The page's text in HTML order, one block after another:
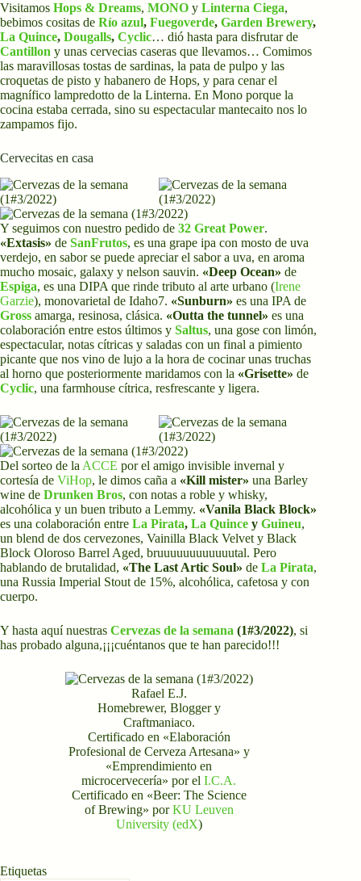
Visitamos Hops & Dreams, MONO y Linterna Ciega,
bebimos cositas de Río azul, Fuegoverde, Garden Brewery,
La Quince, Dougalls, Cyclic… dió hasta para disfrutar de
Cantillon y unas cervecias caseras que llevamos… Comimos
las maravillosas tostas de sardinas, la pata de pulpo y las
croquetas de pisto y habanero de Hops, y para cenar el
magnífico lampredotto de la Linterna. En Mono porque la
cocina estaba cerrada, sino su espectacular mantecaito nos lo
zampamos fijo.
Cervecitas en casa
Y seguimos con nuestro pedido de 32 Great Power.
«Extasis» de SanFrutos, es una grape ipa con mosto de uva
verdejo, en sabor se puede apreciar el sabor a uva, en aroma
mucho mosaic, galaxy y nelson sauvin. «Deep Ocean» de
Espiga, es una DIPA que rinde tributo al arte urbano (Irene
Garzie), monovarietal de Idaho7. «Sunburn» es una IPA de
Gross amarga, resinosa, clásica. «Outta the tunnel» es una
colaboración entre estos últimos y Saltus, una gose con limón,
espectacular, notas cítricas y saladas con un final a pimiento
picante que nos vino de lujo a la hora de cocinar unas truchas
al horno que posteriormente maridamos con la «Grisette» de
Cyclic, una farmhouse cítrica, resfrescante y ligera.
Del sorteo de la ACCE por el amigo invisible invernal y
cortesía de ViHop, le dimos caña a «Kill mister» una Barley
wine de Drunken Bros, con notas a roble y whisky,
alcohólica y un buen tributo a Lemmy. «Vanila Black Block»
es una colaboración entre La Pirata, La Quince y Guineu,
un blend de dos cervezones, Vainilla Black Velvet y Black
Block Oloroso Barrel Aged, bruuuuuuuuuuuutal. Pero
hablando de brutalidad, «The Last Artic Soul» de La Pirata,
una Russia Imperial Stout de 15%, alcohólica, cafetosa y con
cuerpo.
Y hasta aquí nuestras Cervezas de la semana (1#3/2022), si
has probado alguna,¡¡¡cuéntanos que te han parecido!!!
Rafael E.J.
Homebrewer, Blogger y
Craftmaniaco.
Certificado en «Elaboración
Profesional de Cerveza Artesana» y
«Emprendimiento en
microcervecería» por elI.C.A.
Certificado en «Beer: The Science
of Brewing» porKU Leuven
University (edX)
Etiquetas